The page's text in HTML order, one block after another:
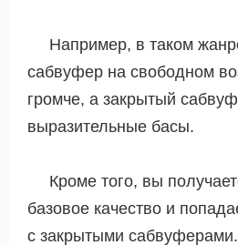
Например, в таком
сабвуфер на свободном
громче, а закрытый
выразительные басы.
Кроме того, вы
базовое качество и
с закрытыми